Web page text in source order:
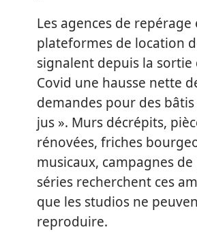
Les agences de repérage
plateformes de location
signalent depuis la sortie
Covid une hausse nette
demandes pour des
jus ». Murs décrépits,
rénovées, friches
musicaux, campagnes
séries recherchent ces
que les studios ne
reproduire.